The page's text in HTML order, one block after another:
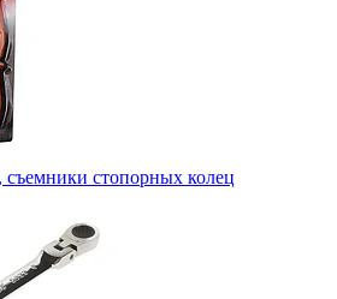
стопорных колец